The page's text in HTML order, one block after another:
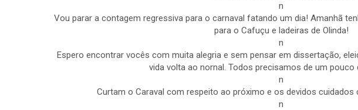
n
Vou parar a contagem regressiva para o carnaval fatando um dia! Amanhã
para o Cafuçu e ladeiras de Olinda!
n
Espero encontrar vocês com muita alegria e sem pensar em dissertação,
vida volta ao nornal. Todos precisamos de um pouco
n
Curtam o Caraval com respeito ao próximo e os devidos cuidados
n